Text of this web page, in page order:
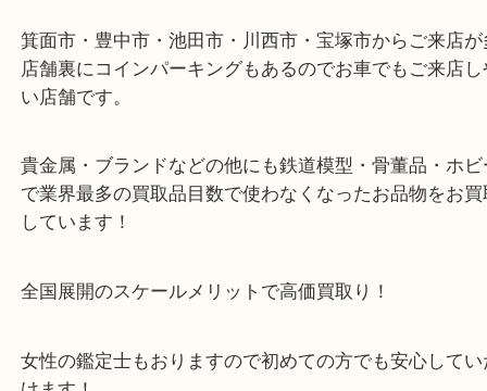
い。
※金券・両替を除くご成約者様へ無料チケットお配
・当店の特徴
箕面市・豊中市・池田市・川西市・宝塚市からご来
店舗裏にコインパーキングもあるのでお車でもご来